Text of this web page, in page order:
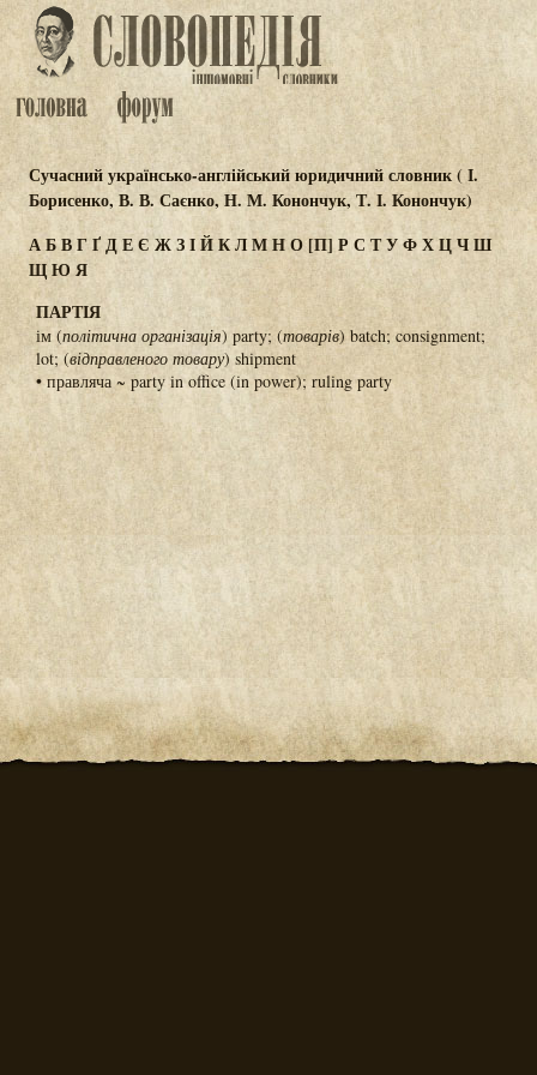
Сучасний українсько-англійський юридичний словник ( І.
Борисенко, В. В. Саєнко, Н. М. Конончук, Т. І. Конончук)
АБВГҐДЕЄЖЗІЙКЛМНО[П] Р С ТУФХЦЧШ
ЩЮЯ
ПАРТІЯ
ім (політична організація) party; (товарів) batch; consignment;
lot; (відправленого товару) shipment
• правляча ~ party in office (in power); ruling party